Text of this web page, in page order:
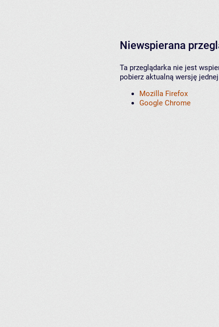
Niewspierana
Ta przeglądarka nie jest
pobierz aktualną wersję
Mozilla Firefox
Google Chrome